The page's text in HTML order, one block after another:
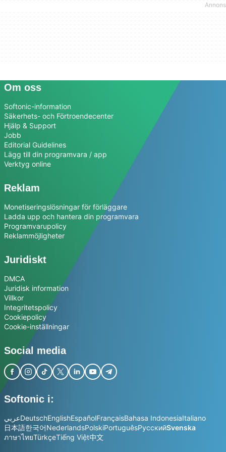
Om oss
Softonic-information
Säkerhets- och Förtroendecenter
Hjälp & Support
Jobb
Editorial Guidelines
Lägg till din programvara / app
Verktyg online
Reklam
Monetiseringslösningar för förläggare
Ladda upp och hantera din programvara
Programvarupolicy
Reklammöjligheter
Juridiskt
DMCA
Juridisk information
Villkor
Integritetspolicy
Cookiepolicy
Cookie-inställningar
Social media
Softonic i:
عربيDeutschEnglishEspañolFrançaisBahasa IndonesiaItaliano
日本語한국어NederlandsPolskiPortuguêsРусскийSvenska
ภาษาไทยTürkçeTiếng Việt中文